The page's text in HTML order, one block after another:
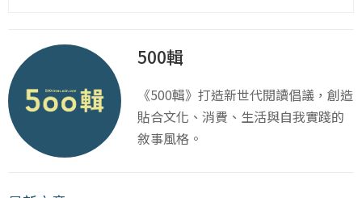
500輯
《500輯》打造新世代閱讀倡議，創造
貼合文化、消費、生活與自我實踐的
敘事風格。